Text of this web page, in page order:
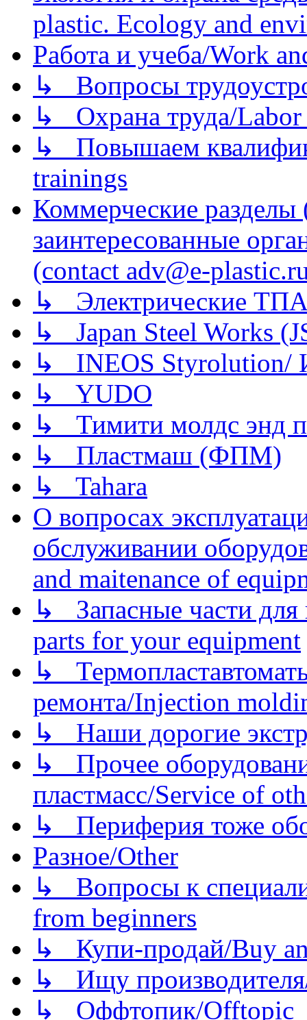
plastic. Ecology and
Работа и учеба/Work
↳ Вопросы
↳ Охрана труда/Labor
↳ Повышаем
trainings
Коммерческие
заинтересованные
(contact adv@e-
↳ Электрические
↳ Japan Steel Works
↳ INEOS
↳ YUDO
↳ Тимити молдс энд
↳ Пластмаш (ФПМ)
↳ Tahara
О вопросах
обслуживании
and maitenance of
↳ Запасные части для
parts for your equipment
↳
ремонта/Injection
↳ Наши дорогие
↳ Прочее
пластмасс/Service of
↳ Периферия тоже
Разное/Other
↳ Вопросы к
from beginners
↳ Купи-продай/Buy
↳ Ищу
↳ Оффтопик/Offtopic